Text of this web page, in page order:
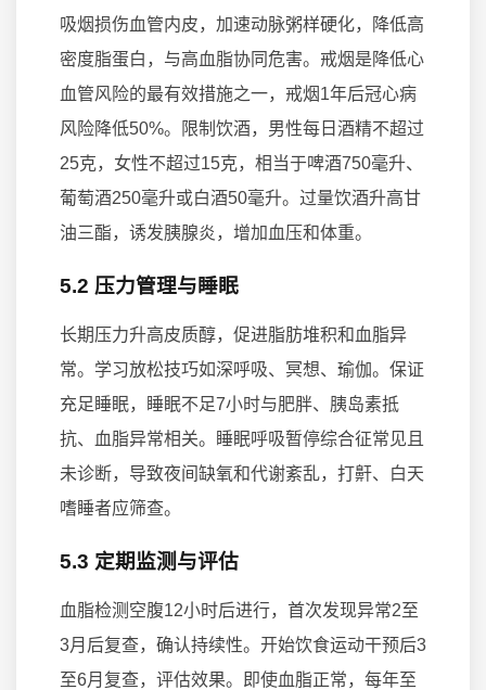
吸烟损伤血管内皮，加速动脉粥样硬化，降低高
密度脂蛋白，与高血脂协同危害。戒烟是降低心
血管风险的最有效措施之一，戒烟1年后冠心病
风险降低50%。限制饮酒，男性每日酒精不超过
25克，女性不超过15克，相当于啤酒750毫升、
葡萄酒250毫升或白酒50毫升。过量饮酒升高甘
油三酯，诱发胰腺炎，增加血压和体重。
5.2 压力管理与睡眠
长期压力升高皮质醇，促进脂肪堆积和血脂异
常。学习放松技巧如深呼吸、冥想、瑜伽。保证
充足睡眠，睡眠不足7小时与肥胖、胰岛素抵
抗、血脂异常相关。睡眠呼吸暂停综合征常见且
未诊断，导致夜间缺氧和代谢紊乱，打鼾、白天
嗜睡者应筛查。
5.3 定期监测与评估
血脂检测空腹12小时后进行，首次发现异常2至
3月后复查，确认持续性。开始饮食运动干预后3
至6月复查，评估效果。即使血脂正常，每年至